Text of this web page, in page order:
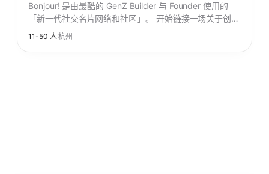
Bonjour! 是由最酷的 GenZ Builder 与 Founder 使用的
「新一代社交名片网络和社区」。 开始链接一场关于创
造、好奇心和自由精神的复兴运动。
11-50 人·杭州